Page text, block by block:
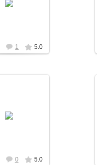
века",
1 5.0
0 5.0